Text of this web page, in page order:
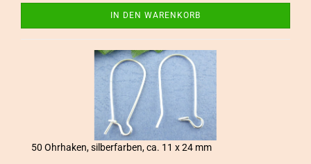
IN DEN WARENKORB
50 Ohr­ha­ken, sil­ber­far­ben, ca. 11 x 24 mm